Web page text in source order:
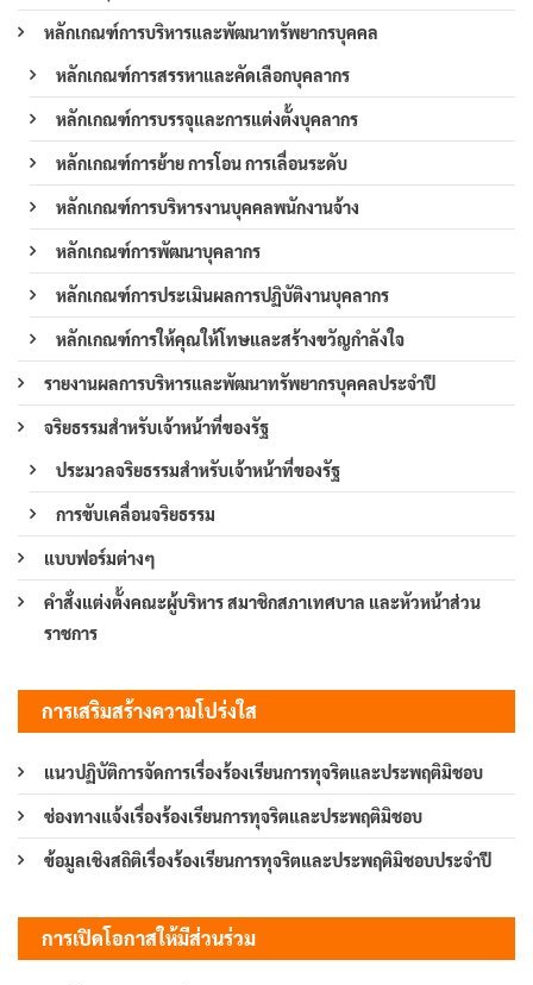
หลักเกณฑ์การบริหารและพัฒนาทรัพยากรบุคคล
หลักเกณฑ์การสรรหาและคัดเลือกบุคลากร
หลักเกณฑ์การบรรจุและการแต่งตั้งบุคลากร
หลักเกณฑ์การย้าย การโอน การเลื่อนระดับ
หลักเกณฑ์การบริหารงานบุคคลพนักงานจ้าง
หลักเกณฑ์การพัฒนาบุคลากร
หลักเกณฑ์การประเมินผลการปฏิบัติงานบุคลากร
หลักเกณฑ์การให้คุณให้โทษและสร้างขวัญกำลังใจ
รายงานผลการบริหารและพัฒนาทรัพยากรบุคคลประจำปี
จริยธรรมสำหรับเจ้าหน้าที่ของรัฐ
ประมวลจริยธรรมสำหรับเจ้าหน้าที่ของรัฐ
การขับเคลื่อนจริยธรรม
แบบฟอร์มต่างๆ
คำสั่งแต่งตั้งคณะผู้บริหาร สมาชิกสภาเทศบาล และหัวหน้าส่วน
ราชการ
การเสริมสร้างความโปร่งใส
แนวปฏิบัติการจัดการเรื่องร้องเรียนการทุจริตและประพฤติมิชอบ
ช่องทางแจ้งเรื่องร้องเรียนการทุจริตและประพฤติมิชอบ
ข้อมูลเชิงสถิติเรื่องร้องเรียนการทุจริตและประพฤติมิชอบประจำปี
การเปิดโอกาสให้มีส่วนร่วม